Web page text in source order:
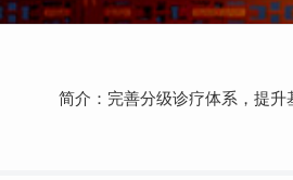
简介：完善分级诊疗体系，提升